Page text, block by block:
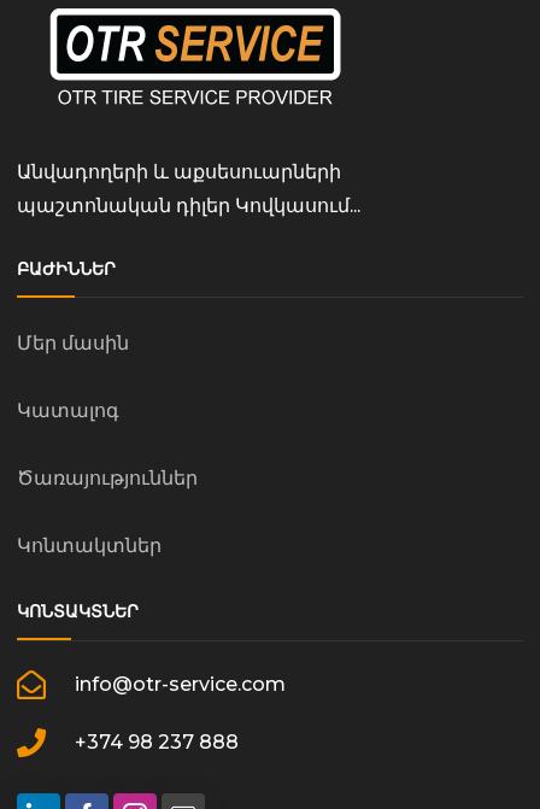
Անվադողերի և աքսեսուարների
պաշտոնական դիլեր Կովկասում...
ԲԱԺԻՆՆԵՐ
Մեր մասին
Կատալոգ
Ծառայություններ
Կոնտակտներ
ԿՈՆՏԱԿՏՆԵՐ
info@otr-service.com
+374 98 237 888